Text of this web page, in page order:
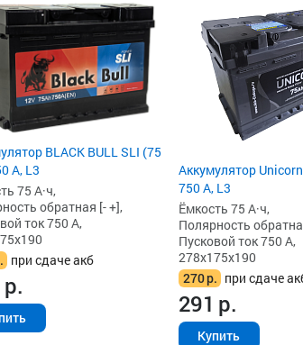
BLACK BULL SLI (75
А, L3
75 А·ч,
обратная [- +],
ток 750 А,
при сдаче акб
р.
Аккумулятор
750 А, L3
Ёмкость 75 А·ч,
Полярность
Пусковой ток 750 А,
278x175x190
270р. при сдаче
291 р.
Купить